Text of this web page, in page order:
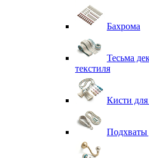
Бахрома
Тесьма
текстиля
Кисти
Подхваты